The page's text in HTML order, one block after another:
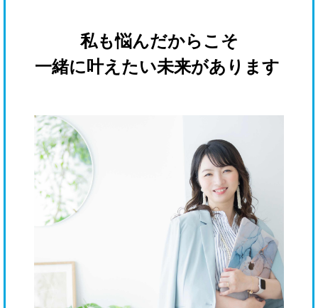
私も悩んだからこそ
一緒に叶えたい未来があります